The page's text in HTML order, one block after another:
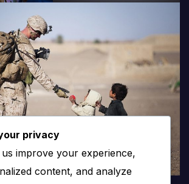
privacy
improve your experience,
content, and analyze